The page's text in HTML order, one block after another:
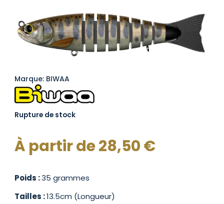
Marque: BIWAA
Rupture de stock
À partir de28,50€
Poids :35 grammes
Tailles :13.5cm (Longueur)